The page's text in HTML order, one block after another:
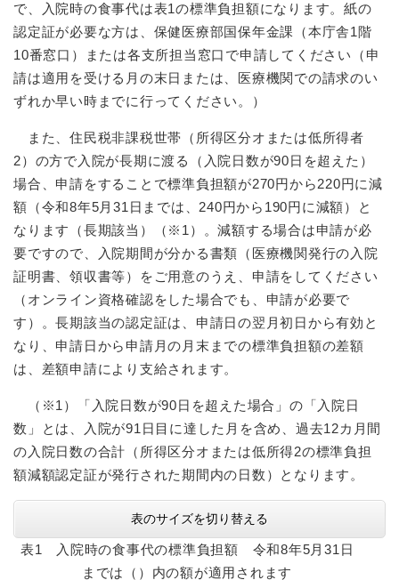
で、入院時の食事代は表1の標準負担額になります。紙の
認定証が必要な方は、保健医療部国保年金課（本庁舎1階
10番窓口）または各支所担当窓口で申請してください（申
請は適用を受ける月の末日または、医療機関での請求のい
ずれか早い時までに行ってください。）
また、住民税非課税世帯（所得区分オまたは低所得者
2）の方で入院が長期に渡る（入院日数が90日を超えた）
場合、申請をすることで標準負担額が270円から220円に減
額（令和8年5月31日までは、240円から190円に減額）と
なります（長期該当）（※1）。減額する場合は申請が必
要ですので、入院期間が分かる書類（医療機関発行の入院
証明書、領収書等）をご用意のうえ、申請をしてください
（オンライン資格確認をした場合でも、申請が必要で
す）。長期該当の認定証は、申請日の翌月初日から有効と
なり、申請日から申請月の月末までの標準負担額の差額
は、差額申請により支給されます。
（※1）「入院日数が90日を超えた場合」の「入院日
数」とは、入院が91日目に達した月を含め、過去12カ月間
の入院日数の合計（所得区分オまたは低所得2の標準負担
額減額認定証が発行された期間内の日数）となります。
表のサイズを切り替える
表1 入院時の食事代の標準負担額 令和8年5月31日
までは（）内の額が適用されます